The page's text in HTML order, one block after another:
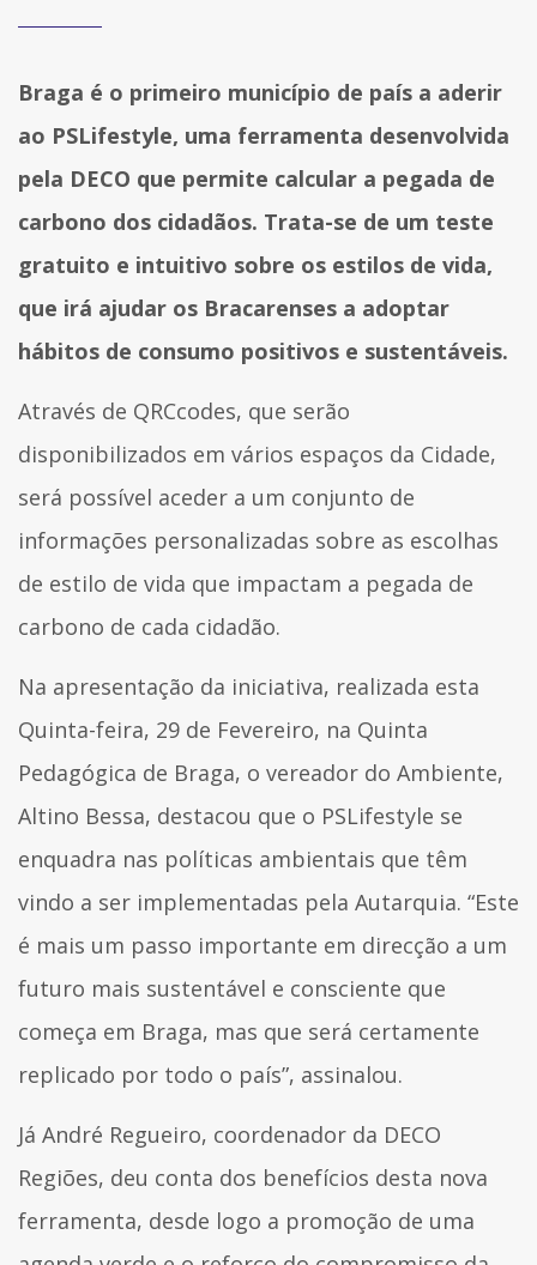
Braga é o primeiro município de país a aderir
ao PSLifestyle, uma ferramenta desenvolvida
pela DECO que permite calcular a pegada de
carbono dos cidadãos. Trata-se de um teste
gratuito e intuitivo sobre os estilos de vida,
que irá ajudar os Bracarenses a adoptar
hábitos de consumo positivos e sustentáveis.
Através de QRCcodes, que serão
disponibilizados em vários espaços da Cidade,
será possível aceder a um conjunto de
informações personalizadas sobre as escolhas
de estilo de vida que impactam a pegada de
carbono de cada cidadão.
Na apresentação da iniciativa, realizada esta
Quinta-feira, 29 de Fevereiro, na Quinta
Pedagógica de Braga, o vereador do Ambiente,
Altino Bessa, destacou que o PSLifestyle se
enquadra nas políticas ambientais que têm
vindo a ser implementadas pela Autarquia. “Este
é mais um passo importante em direcção a um
futuro mais sustentável e consciente que
começa em Braga, mas que será certamente
replicado por todo o país”, assinalou.
Já André Regueiro, coordenador da DECO
Regiões, deu conta dos benefícios desta nova
ferramenta, desde logo a promoção de uma